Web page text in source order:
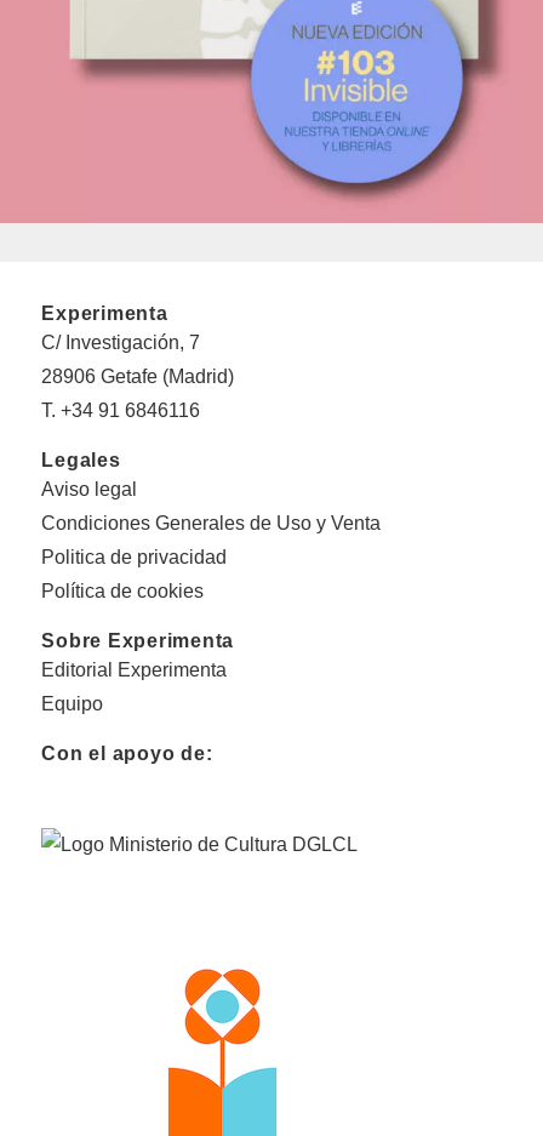
Experimenta
C/ Investigación, 7
28906 Getafe (Madrid)
T. +34 91 6846116
Legales
Aviso legal
Condiciones Generales de Uso y Venta
Politica de privacidad
Política de cookies
Sobre Experimenta
Editorial Experimenta
Equipo
Con el apoyo de: